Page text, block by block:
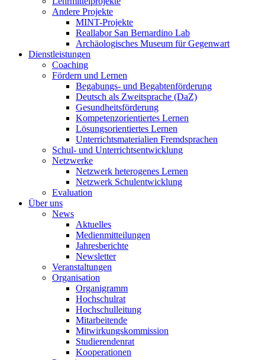
Andere Projekte
MINT-Projekte
Reallabor San Bernardino Lab
Archäologisches Museum für Gegenwart
Dienstleistungen
Coaching
Fördern und Lernen
Begabungs- und Begabtenförderung
Deutsch als Zweitsprache (DaZ)
Gesundheitsförderung
Kompetenzorientiertes Lernen
Lösungsorientiertes Lernen
Unterrichtsmaterialien Fremdsprachen
Schul- und Unterrichtsentwicklung
Netzwerke
Netzwerk heterogenes Lernen
Netzwerk Schulentwicklung
Evaluation
Über uns
News
Aktuelles
Medienmitteilungen
Jahresberichte
Newsletter
Veranstaltungen
Organisation
Organigramm
Hochschulrat
Hochschulleitung
Mitarbeitende
Mitwirkungskommission
Studierendenrat
Kooperationen